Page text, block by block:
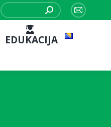
Search:
Mail
EDUKACIJA